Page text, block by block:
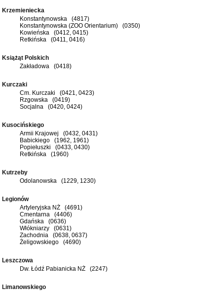
Krzemieniecka
Konstantynowska (4817)
Konstantynowska (ZOO Orientarium) (0350)
Kowieńska (0412, 0415)
Retkińska (0411, 0416)
Książąt Polskich
Zakładowa (0418)
Kurczaki
Cm. Kurczaki (0421, 0423)
Rzgowska (0419)
Socjalna (0420, 0424)
Kusocińskiego
Armii Krajowej (0432, 0431)
Babickiego (1962, 1961)
Popiełuszki (0433, 0430)
Retkińska (1960)
Kutrzeby
Odolanowska (1229, 1230)
Legionów
Artyleryjska NŻ (4691)
Cmentarna (4406)
Gdańska (0636)
Włókniarzy (0631)
Zachodnia (0638, 0637)
Żeligowskiego (4690)
Leszczowa
Dw. Łódź Pabianicka NŻ (2247)
Limanowskiego